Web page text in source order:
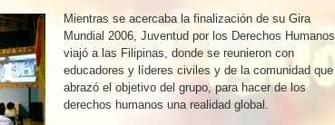
Mientras se acercaba la finalización de su Gira
Mundial 2006, Juventud por los Derechos Humanos
viajó a las Filipinas, donde se reunieron con
educadores y líderes civiles y de la comunidad que
abrazó el objetivo del grupo, para hacer de los
derechos humanos una realidad global.